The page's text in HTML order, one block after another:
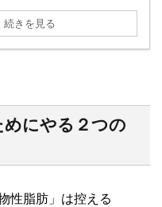
続きを見る
にやる２つの
性脂肪」は控える